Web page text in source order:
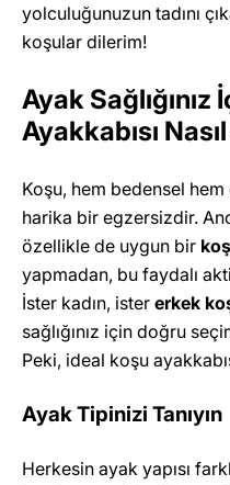
yolculuğunuzun tadını
koşular dilerim!
Ayak
Ayakkabısı
Koşu, hem bedensel hem
harika bir egzersizdir.
özellikle de uygun bir
yapmadan, bu faydalı
İster kadın, ister erkek
sağlığınız için doğru
Peki, ideal koşu
Ayak Tipinizi Tanıyın
Herkesin ayak yapısı